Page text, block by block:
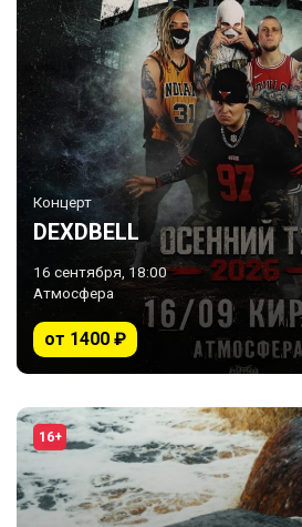
Концерт
DEXDBELL
16 сентября, 18:00
Атмосфера
от 1400 ₽
16+